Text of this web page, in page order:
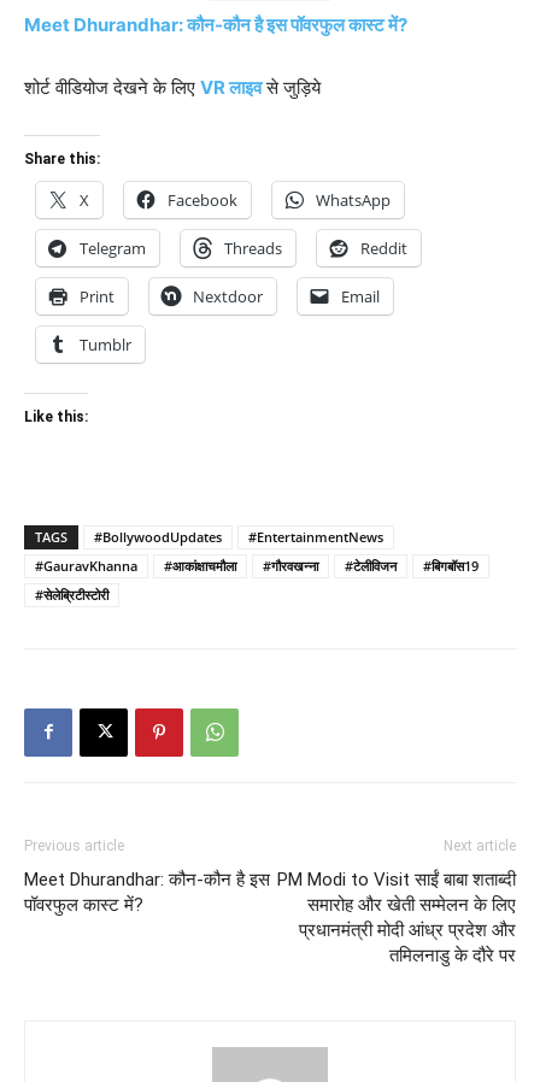
Meet Dhurandhar: कौन-कौन है इस पॉवरफुल कास्ट में?
शोर्ट वीडियोज देखने के लिए VR लाइव से जुड़िये
Share this:
X Facebook WhatsApp
Telegram Threads Reddit
Print Nextdoor Email
Tumblr
Like this:
TAGS #BollywoodUpdates
#EntertainmentNews
#GauravKhanna
#आकांक्षाचमौला #गौरवखन्ना #टेलीविजन
#बिगबॉस19
#सेलेब्रिटीस्टोरी
Previous article
Meet Dhurandhar: कौन-कौन है इस
पॉवरफुल कास्ट में?
Next article
PM Modi to Visit साईं बाबा शताब्दी
समारोह और खेती सम्मेलन के लिए
प्रधानमंत्री मोदी आंध्र प्रदेश और
तमिलनाडु के दौरे पर